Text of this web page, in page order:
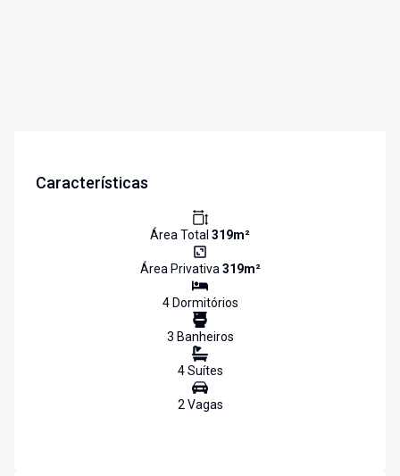
Características
Área Total 319m²
Área Privativa319m²
4Dormitórios
3 Banheiros
4Suítes
2Vagas